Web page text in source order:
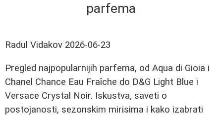
parfema
Radul Vidakov 2026-06-23
Pregled najpopularnijih parfema, od Aqua di Gioia i
Chanel Chance Eau Fraîche do D&G Light Blue i
Versace Crystal Noir. Iskustva, saveti o
postojanosti, sezonskim mirisima i kako izabrati